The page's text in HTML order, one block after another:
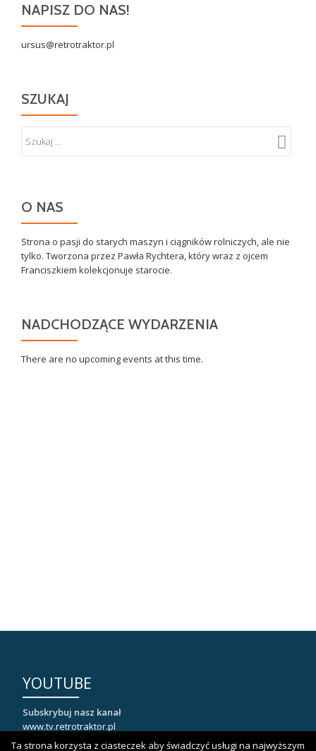
NAPISZ DO NAS!
ursus@retrotraktor.pl
SZUKAJ
O NAS
Strona o pasji do starych maszyn i ciągników rolniczych, ale nie
tylko. Tworzona przez Pawła Rychtera, który wraz z ojcem
Franciszkiem kolekcjonuje starocie.
NADCHODZĄCE WYDARZENIA
There are no upcoming events at this time.
YOUTUBE
Subskrybuj nasz kanał
www.tv.retrotraktor.pl
Ta strona korzysta z ciasteczek aby świadczyć usługi na najwyższym